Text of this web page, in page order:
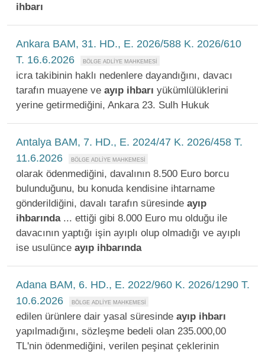
ihbarı
Ankara BAM, 31. HD., E. 2026/588 K. 2026/610
T. 16.6.2026
icra takibinin haklı nedenlere dayandığını, davacı
tarafın muayene ve ayıp ihbarı yükümlülüklerini
yerine getirmediğini, Ankara 23. Sulh Hukuk
Antalya BAM, 7. HD., E. 2024/47 K. 2026/458 T.
11.6.2026
olarak ödenmediğini, davalının 8.500 Euro borcu
bulunduğunu, bu konuda kendisine ihtarname
gönderildiğini, davalı tarafın süresinde ayıp
ihbarında... ettiği gibi 8.000 Euro mu olduğu ile
davacının yaptığı işin ayıplı olup olmadığı ve ayıplı
ise usulünce ayıp ihbarında
Adana BAM, 6. HD., E. 2022/960 K. 2026/1290 T.
10.6.2026
edilen ürünlere dair yasal süresinde ayıp ihbarı
yapılmadığını, sözleşme bedeli olan 235.000,00
TL'nin ödenmediğini, verilen peşinat çeklerinin